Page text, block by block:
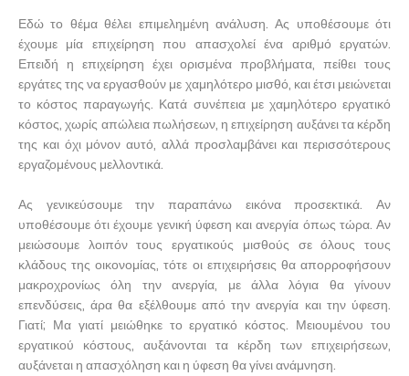
Εδώ το θέμα θέλει επιμελημένη ανάλυση. Ας υποθέσουμε ότι
έχουμε μία επιχείρηση που απασχολεί ένα αριθμό εργατών.
Επειδή η επιχείρηση έχει ορισμένα προβλήματα, πείθει τους
εργάτες της να εργασθούν με χαμηλότερο μισθό, και έτσι μειώνεται
το κόστος παραγωγής. Κατά συνέπεια με χαμηλότερο εργατικό
κόστος, χωρίς απώλεια πωλήσεων, η επιχείρηση αυξάνει τα κέρδη
της και όχι μόνον αυτό, αλλά προσλαμβάνει και περισσότερους
εργαζομένους μελλοντικά.
Ας γενικεύσουμε την παραπάνω εικόνα προσεκτικά. Αν
υποθέσουμε ότι έχουμε γενική ύφεση και ανεργία όπως τώρα. Αν
μειώσουμε λοιπόν τους εργατικούς μισθούς σε όλους τους
κλάδους της οικονομίας, τότε οι επιχειρήσεις θα απορροφήσουν
μακροχρονίως όλη την ανεργία, με άλλα λόγια θα γίνουν
επενδύσεις, άρα θα εξέλθουμε από την ανεργία και την ύφεση.
Γιατί; Μα γιατί μειώθηκε το εργατικό κόστος. Μειουμένου του
εργατικού κόστους, αυξάνονται τα κέρδη των επιχειρήσεων,
αυξάνεται η απασχόληση και η ύφεση θα γίνει ανάμνηση.